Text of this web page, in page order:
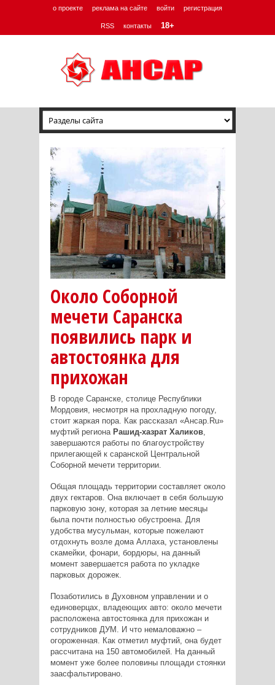
о проекте реклама на сайте войти регистрация
RSS контакты 18+
Около Соборной
мечети Саранска
появились парк и
автостоянка для
прихожан
В городе Саранске, столице Республики
Мордовия, несмотря на прохладную погоду,
стоит жаркая пора. Как рассказал «Ансар.Ru»
муфтий региона Рашид-хазрат Халиков,
завершаются работы по благоустройству
прилегающей к саранской Центральной
Соборной мечети территории.
Общая площадь территории составляет около
двух гектаров. Она включает в себя большую
парковую зону, которая за летние месяцы
была почти полностью обустроена. Для
удобства мусульман, которые пожелают
отдохнуть возле дома Аллаха, установлены
скамейки, фонари, бордюры, на данный
момент завершается работа по укладке
парковых дорожек.
Позаботились в Духовном управлении и о
единоверцах, владеющих авто: около мечети
расположена автостоянка для прихожан и
сотрудников ДУМ. И что немаловажно –
огороженная. Как отметил муфтий, она будет
рассчитана на 150 автомобилей. На данный
момент уже более половины площади стоянки
заасфальтировано.